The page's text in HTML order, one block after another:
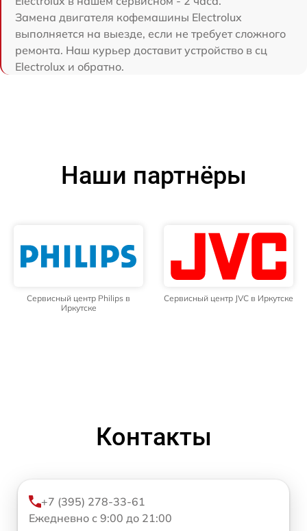
Замена двигателя кофемашины Electrolux
выполняется на выезде, если не требует сложного
ремонта. Наш курьер доставит устройство в сц
Electrolux и обратно.
Наши партнёры
Сервисный центр Philips в
Иркутске
Сервисный центр JVC в Иркутске
Контакты
+7 (395) 278-33-61
Ежедневно с 9:00 до 21:00